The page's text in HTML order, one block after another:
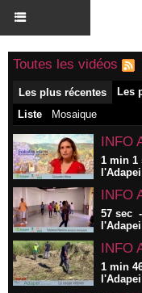
Toutes les vidéos
Les plus récentes
Les
Liste
Mosaique
INFO
1 min 1
INFO
57 sec-
INFO
1 min